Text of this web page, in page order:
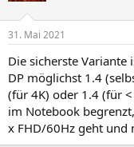
31. Mai 2021
Die sicherste Variante
DP möglichst 1.4
(für 4K) oder 1.4 (für
im Notebook
x FHD/60Hz geht und